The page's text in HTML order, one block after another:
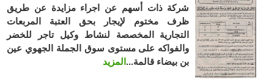
شركة ذات أسهم عن اجراء مزايدة عن طريق
ظرف مختوم لإيجار بحق العتبة المربعات
التجارية المخصصة لنشاط وكيل تاجر للخضر
والفواكه على مستوى سوق الجملة الجهوي عين
بن بيضاء قالمة... المزيد